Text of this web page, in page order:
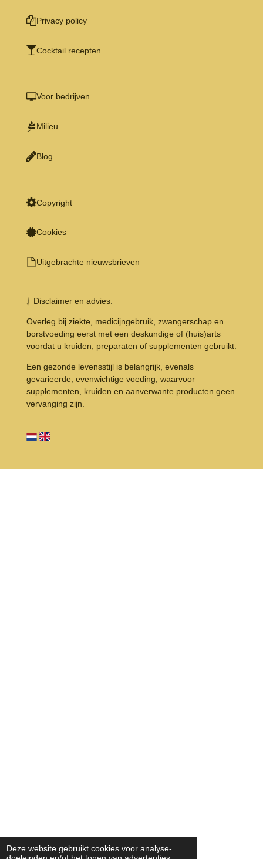
Deze website gebruikt cookies voor analyse-
Privacy policy
Cocktail recepten
Voor bedrijven
Milieu
Blog
Copyright
Cookies
Uitgebrachte nieuwsbrieven
⎷ Disclaimer en advies:
Overleg bij ziekte, medicijngebruik, zwangerschap en
borstvoeding eerst met een deskundige of (huis)arts
voordat u kruiden, preparaten of supplementen gebruikt.
Een gezonde levensstijl is belangrijk, evenals
gevarieerde, evenwichtige voeding, waarvoor
supplementen, kruiden en aanverwante producten geen
vervanging zijn.